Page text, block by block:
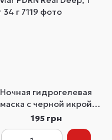
Ночная гидрогелевая
маска с черной икрой
Biodance Rejuvenating
Caviar PDRN Real Deep, 1
195 грн